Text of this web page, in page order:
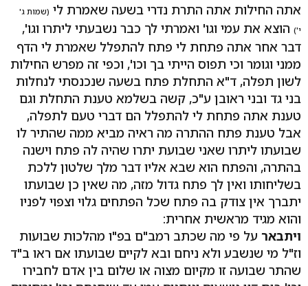
אתה החילות אתה התרת נדרי בשעה שאמרת לי (שמות ג'
י') הוצא את עמי וגו' ואמרתי לך כבר נשבעתי ליתרו וגו',
דבר אחר אתה פתחת לי פתח להתפלל שאמרת לי הדף
ממני וגומר וכי תפוס הייתי בך וכו', וכפי זה מפרש החילות
לשון תפלה, ד"א התחלת פתח בשעה שנכנסתי לנחלות
בני גד ובני ראובן ע"כ, קשה בשלמא טענת התחלת וגם
טענת אתה פתחת לי להתפלל הם דברי טעם לתפלה,
אבל טענת פתח ההתרה מה ראיה מביא ממה שהתיר לו
שבועתו ליתרו שאני שבועת יתרו שהיה לה פתח וישנה
בהתרה, והפתח הוא שבא אליו דבר מלך שלטון ללכת
בשליחותו ואין לך פתח גדול מזה, מה שאין כן שבועתו
יתברך אין צודק בה פתח שכל הפתחים גלוי וצפוי לפניו
והוא מגיד מראשית אחרית:
ויתבאר על פי מה שכתב רמב"ם בפ"ו מהלכות שבועות
וז"ל מי שנשבע ולא ניחם ובא לקיים שבועתו אם ראו ב"ד
שהתר שבועה זו מקיום מצוה או שלום בין אדם לחבירו